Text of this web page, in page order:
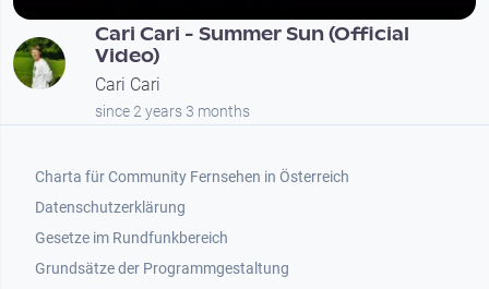
Cari Cari - Summer Sun (Official
Video)
Cari Cari
since 2 years 3 months
Footer 1
Charta für Community Fernsehen in Österreich
Datenschutzerklärung
Gesetze im Rundfunkbereich
Grundsätze der Programmgestaltung